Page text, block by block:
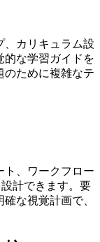
、カリキュラム設
的な学習ガイドを
のために複雑なテ
ト、ワークフロー
計できます。要
な視覚計画で、